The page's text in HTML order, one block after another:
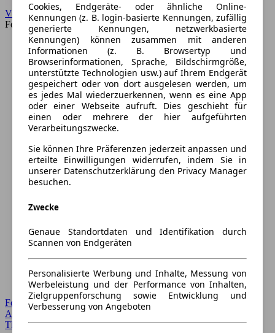
VW
Forum
Forum Startseite
Alle Auto-Foren
Themen-Forum
Cookies, Endgeräte- oder ähnliche Online-
Kennungen (z. B. login-basierte Kennungen, zufällig
generierte Kennungen, netzwerkbasierte
Kennungen) können zusammen mit anderen
Informationen (z. B. Browsertyp und
Browserinformationen, Sprache, Bildschirmgröße,
unterstützte Technologien usw.) auf Ihrem Endgerät
gespeichert oder von dort ausgelesen werden, um
es jedes Mal wiederzuerkennen, wenn es eine App
oder einer Webseite aufruft. Dies geschieht für
einen oder mehrere der hier aufgeführten
Verarbeitungszwecke.
Sie können Ihre Präferenzen jederzeit anpassen und
erteilte Einwilligungen widerrufen, indem Sie in
unserer Datenschutzerklärung den Privacy Manager
besuchen.
Zwecke
Genaue Standortdaten und Identifikation durch
Scannen von Endgeräten
Personalisierte Werbung und Inhalte, Messung von
Werbeleistung und der Performance von Inhalten,
Zielgruppenforschung sowie Entwicklung und
Verbesserung von Angeboten